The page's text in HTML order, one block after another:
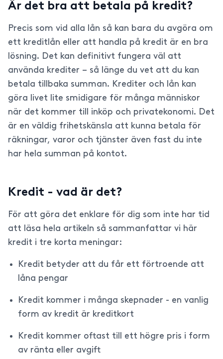
Är det bra att betala på kredit?
Precis som vid alla lån så kan bara du avgöra om
ett kreditlån eller att handla på kredit är en bra
lösning. Det kan definitivt fungera väl att
använda krediter – så länge du vet att du kan
betala tillbaka summan. Krediter och lån kan
göra livet lite smidigare för många människor
när det kommer till inköp och privatekonomi. Det
är en väldig frihetskänsla att kunna betala för
räkningar, varor och tjänster även fast du inte
har hela summan på kontot.
Kredit - vad är det?
För att göra det enklare för dig som inte har tid
att läsa hela artikeln så sammanfattar vi här
kredit i tre korta meningar:
Kredit betyder att du får ett förtroende att
låna pengar
Kredit kommer i många skepnader - en vanlig
form av kredit är kreditkort
Kredit kommer oftast till ett högre pris i form
av ränta eller avgift